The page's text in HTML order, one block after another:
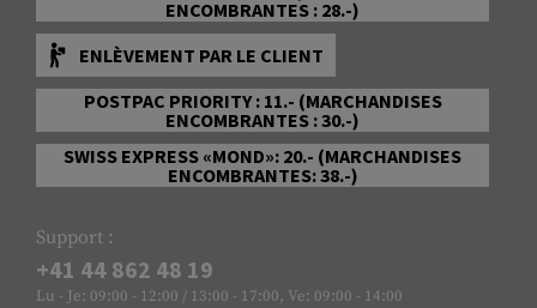
ENCOMBRANTES : 28.-)
ENLÈVEMENT PAR LE CLIENT
POSTPAC PRIORITY : 11.- (MARCHANDISES
ENCOMBRANTES : 30.-)
SWISS EXPRESS «MOND»: 20.- (MARCHANDISES
ENCOMBRANTES: 38.-)
Support :
+41 44 862 48 19
Lu - Je: 09:00 - 12:00 / 13:00 - 17:00, Ve: 09:00 - 14:00